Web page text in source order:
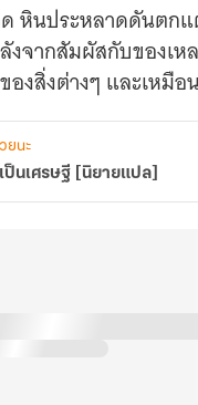
หินประหลาดดันตก
งจากสัมผัสกับของเ
องสิ่งต่างๆ และเหมื
มอกสีไปจำนำเล่นๆ
ยนะ
นเศรษฐี [นิยายแปล]